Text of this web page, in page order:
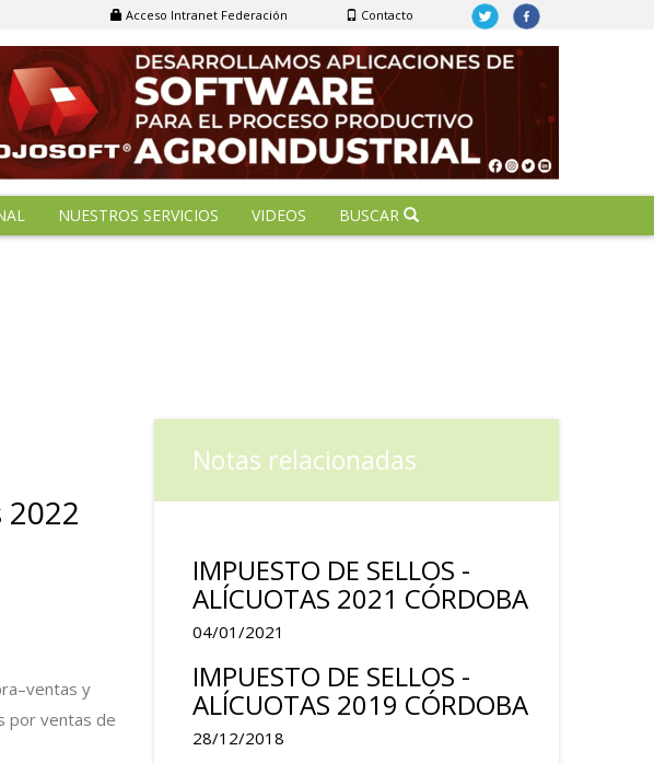
Acceso Intranet Federación Contacto
NUESTROS SERVICIOS VIDEOS BUSCAR
y
por ventas de
Notas relacionadas
IMPUESTO DE SELLOS -
ALÍCUOTAS 2021 CÓRDOBA
04/01/2021
IMPUESTO DE SELLOS -
ALÍCUOTAS 2019 CÓRDOBA
28/12/2018